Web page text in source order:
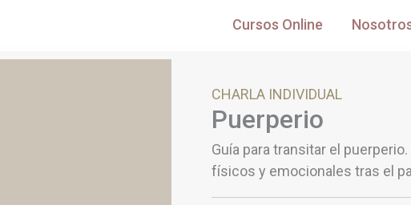
Cursos Online
CHARLA INDIVIDUAL
Puerperio
Guía para transitar el
físicos y emocionales tras el